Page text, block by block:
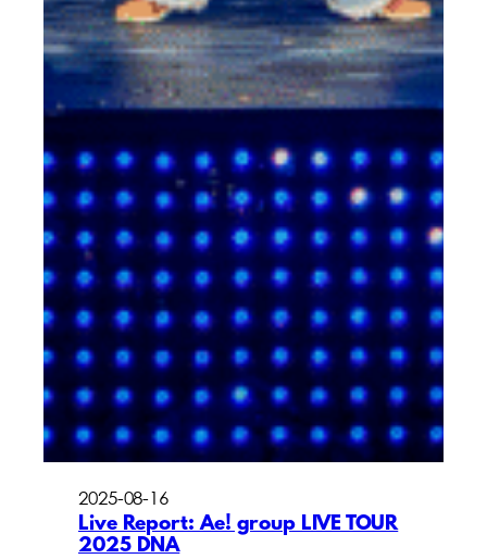
2025-08-16
Live Report: Ae! group LIVE TOUR
2025 DNA